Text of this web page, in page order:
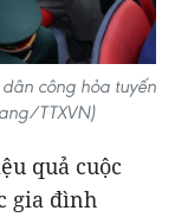
công hỏa tuyến
TTXVN)
quả cuộc
gia đình